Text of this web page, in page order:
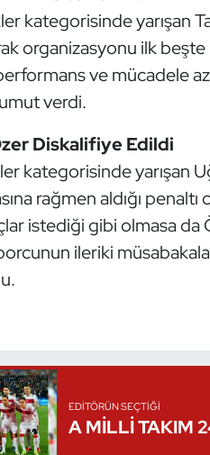
kategorisinde yarışan
organizasyonu ilk
ve mücadele
verdi.
Diskalifiye Edildi
kategorisinde yarışan
rağmen aldığı
istediği gibi olmasa da
ileriki
EDITÖRÜN SEÇTIĞI
A MİLLİ TAKIM